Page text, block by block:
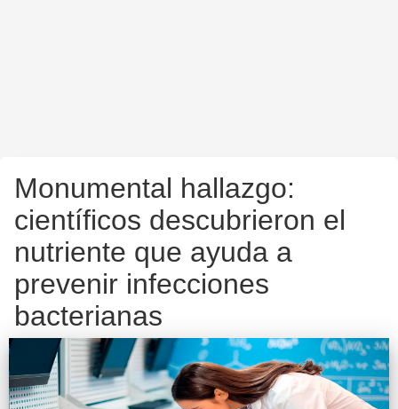
Monumental hallazgo:
científicos descubrieron el
nutriente que ayuda a
prevenir infecciones
bacterianas